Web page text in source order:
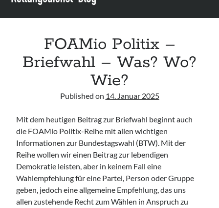
Leitlinie „Die geburtshilfliche Analgesie und Anästhesie“ der DGAI
Konsensuspapier „Management of endocrine emergencies –
Leitlinie „Bauchschmerz bei Kindern und Jugendlichen – Bildgebende
Diagnostik“ der GPRFOAMio Politix –
Briefwahl – Was? Wo?
Wie?
Published on 14. Januar 2025
Mit dem heutigen Beitrag zur Briefwahl beginnt auch
die FOAMio Politix-Reihe mit allen wichtigen
Informationen zur Bundestagswahl (BTW). Mit der
Reihe wollen wir einen Beitrag zur lebendigen
Demokratie leisten, aber in keinem Fall eine
Wahlempfehlung für eine Partei, Person oder Gruppe
geben, jedoch eine allgemeine Empfehlung, das uns
allen zustehende Recht zum Wählen in Anspruch zu